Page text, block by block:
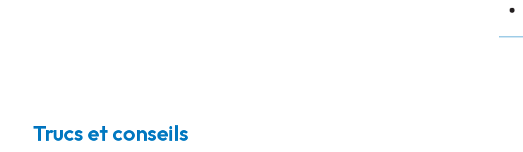
Trucs et conseils